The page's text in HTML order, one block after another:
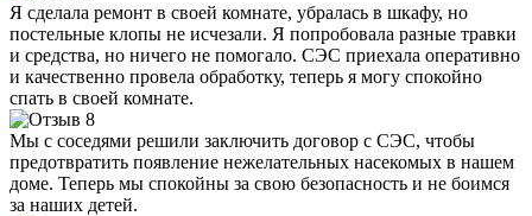
Я сделала ремонт в своей комнате, убралась в шкафу, но
постельные клопы не исчезали. Я попробовала разные травки
и средства, но ничего не помогало. СЭС приехала оперативно
и качественно провела обработку, теперь я могу спокойно
спать в своей комнате.
Мы с соседями решили заключить договор с СЭС, чтобы
предотвратить появление нежелательных насекомых в нашем
доме. Теперь мы спокойны за свою безопасность и не боимся
за наших детей.